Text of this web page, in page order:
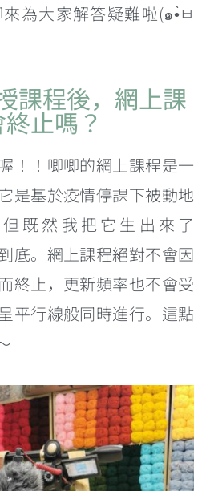
為大家解答疑難啦(๑•̀ㅂ
課程後，網上課
止嗎？
！！唧唧的網上課程是一
是基於疫情停課下被動地
既然我把它生出來了
底。網上課程絕對不會因
終止，更新頻率也不會受
平行線般同時進行。這點